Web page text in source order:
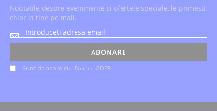
Noutatile despre evenimente si ofertele speciale, le primesti
chiar la tine pe mail.
Noutatile
despre
si
oferteleSunt de acord cu Politica GDPR
ABONARE